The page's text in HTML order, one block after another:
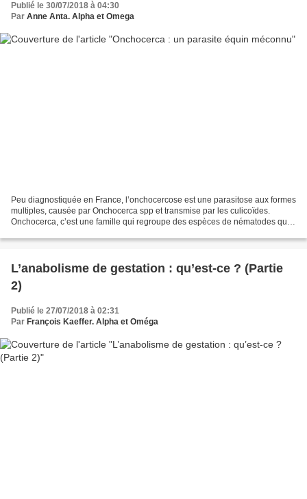
Publié le 30/07/2018 à 04:30
Par Anne Anta. Alpha et Omega
Peu diagnostiquée en France, l’onchocercose est une parasitose aux formes
multiples, causée par Onchocerca spp et transmise par les culicoïdes.
Onchocerca, c’est une famille qui regroupe des espèces de nématodes qui
L’anabolisme de gestation : qu’est-ce ? (Partie
2)
Publié le 27/07/2018 à 02:31
Par François Kaeffer. Alpha et Oméga